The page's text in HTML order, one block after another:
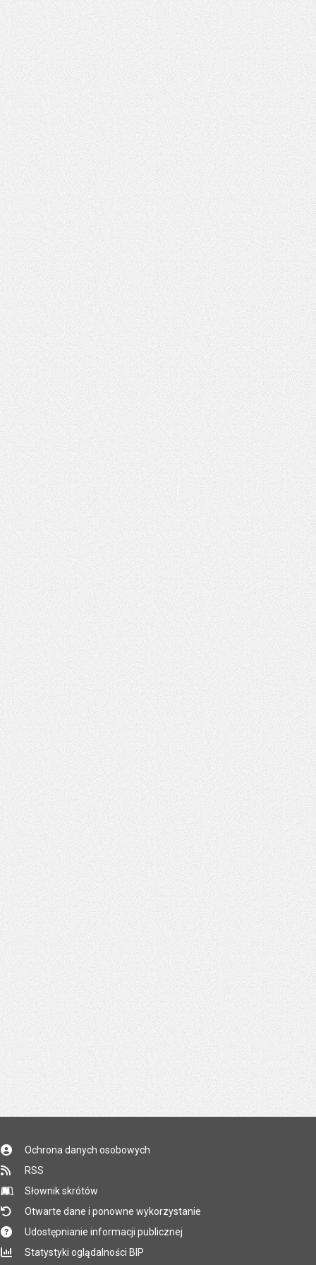
Ochrona danych osobowych
RSS
Słownik skrótów
Otwarte dane i ponowne wykorzystanie
Udostępnianie informacji publicznej
Statystyki oglądalności BIP